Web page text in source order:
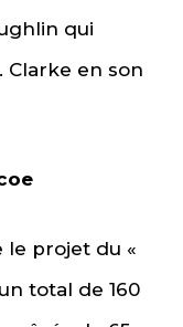
qui
Clarke en son
projet du «
total de 160